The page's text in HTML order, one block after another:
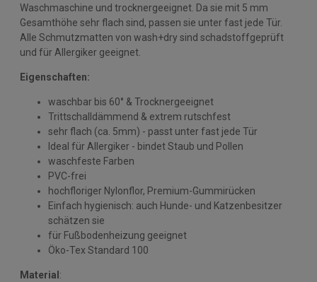
Waschmaschine und trocknergeeignet. Da sie mit 5 mm
Gesamthöhe sehr flach sind, passen sie unter fast jede Tür.
Alle Schmutzmatten von wash+dry sind schadstoffgeprüft
und für Allergiker geeignet.
Eigenschaften:
waschbar bis 60° & Trocknergeeignet
Trittschalldämmend & extrem rutschfest
sehr flach (ca. 5mm) - passt unter fast jede Tür
Ideal für Allergiker - bindet Staub und Pollen
waschfeste Farben
PVC-frei
hochfloriger Nylonflor, Premium-Gummirücken
Einfach hygienisch: auch Hunde- und Katzenbesitzer
schätzen sie
für Fußbodenheizung geeignet
Öko-Tex Standard 100
Material :